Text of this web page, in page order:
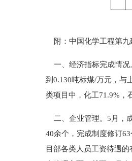
附：中国化学工程第九
一、经济指标完成情况
到0.130吨标煤/万元，与
类项目中，化工71.9%，
二、企业管理。5月，
40余个，完成制度修订
目部各类人员工资待遇